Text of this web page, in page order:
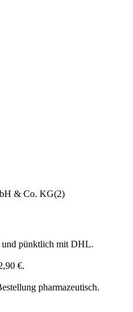
& Co. KG(2)
pünktlich mit DHL.
€.
pharmazeutisch.